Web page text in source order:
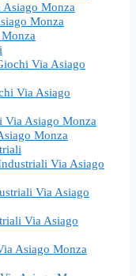
Asiago Monza
Monza
Via Asiago
Via Asiago
Via Asiago Monza
Monza
Via Asiago
Via Asiago
Via Asiago
Asiago Monza